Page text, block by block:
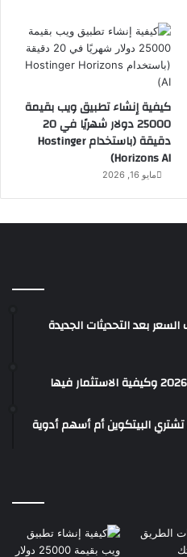
كيفية إنشاء تطبيق ويب بقيمة
25000 دولار شهريًا في 20
دقيقة (باستخدام Hostinger
Horizons AI)
مايو 16, 2026
هل يتضاعف السعر بعد التحديثات الجديدة
دولار في 2026: هل تشتري البيتكوين أم أسهم أدوية